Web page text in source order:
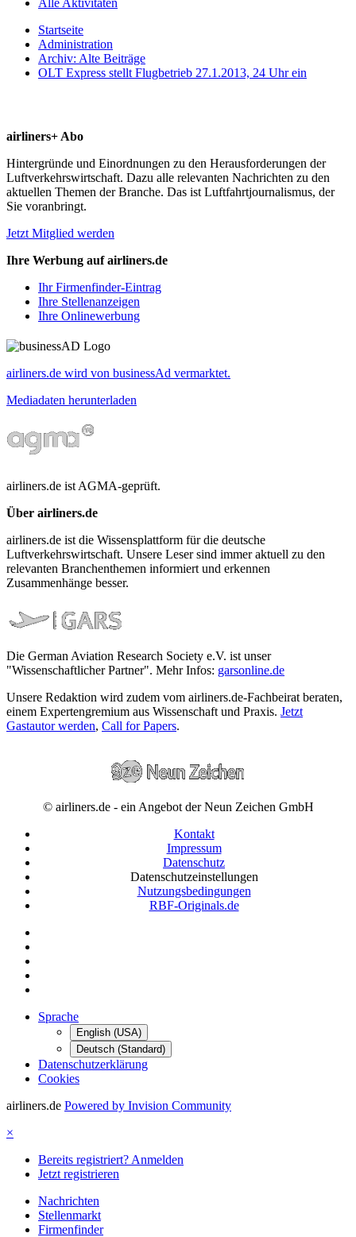
Startseite
Administration
Archiv: Alte Beiträge
OLT Express stellt Flugbetrieb 27.1.2013, 24 Uhr ein
airliners+ Abo
Hintergründe und Einordnungen zu den Herausforderungen der
Luftverkehrswirtschaft. Dazu alle relevanten Nachrichten zu den
aktuellen Themen der Branche. Das ist Luftfahrtjournalismus, der
Sie voranbringt.
Jetzt Mitglied werden
Ihre Werbung auf airliners.de
Ihr Firmenfinder-Eintrag
Ihre Stellenanzeigen
Ihre Onlinewerbung
airliners.de wird von businessAd vermarktet.
Mediadaten herunterladen
airliners.de ist AGMA-geprüft.
Über airliners.de
airliners.de ist die Wissensplattform für die deutsche
Luftverkehrswirtschaft. Unsere Leser sind immer aktuell zu den
relevanten Branchenthemen informiert und erkennen
Zusammenhänge besser.
Die German Aviation Research Society e.V. ist unser
"Wissenschaftlicher Partner". Mehr Infos: garsonline.de
Unsere Redaktion wird zudem vom airliners.de-Fachbeirat beraten,
einem Expertengremium aus Wissenschaft und Praxis. Jetzt
Gastautor werden, Call for Papers.
© airliners.de - ein Angebot der Neun Zeichen GmbH
Kontakt
Impressum
Datenschutz
Datenschutzeinstellungen
Nutzungsbedingungen
RBF-Originals.de
Sprache
English (USA)
Deutsch (Standard)
Datenschutzerklärung
Cookies
airliners.de Powered by Invision Community
×
Bereits registriert? Anmelden
Jetzt registrieren
Nachrichten
Stellenmarkt
Firmenfinder